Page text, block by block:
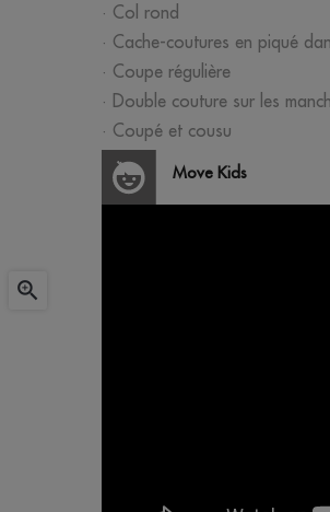

· Col rond
· Cache-coutures en piqué
· Coupe régulière
· Double couture sur les
· Coupé et cousu
Move Kids